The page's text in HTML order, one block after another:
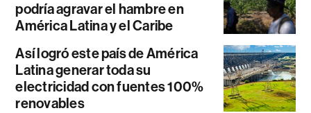
podría agravar el hambre en
América Latina y el Caribe
Así logró este país de América
Latina generar toda su
electricidad con fuentes 100%
renovables